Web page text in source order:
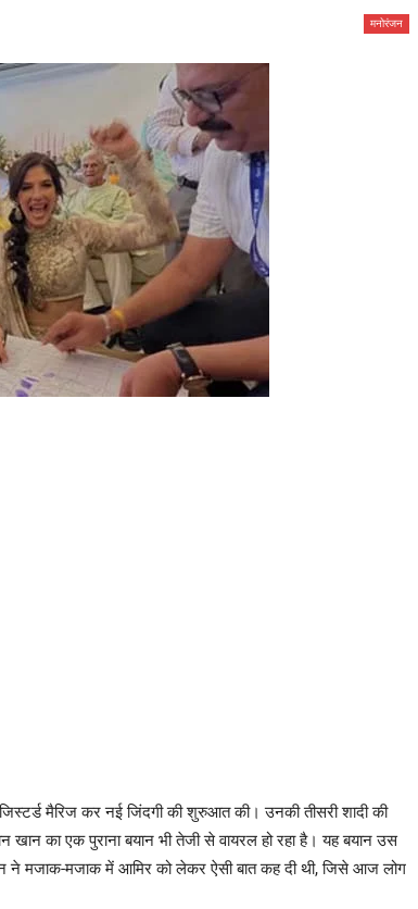
मनोरंजन
मैरिज कर नई जिंदगी की शुरुआत की। उनकी तीसरी शादी की
का एक पुराना बयान भी तेजी से वायरल हो रहा है। यह बयान उस
ने मजाक-मजाक में आमिर को लेकर ऐसी बात कह दी थी, जिसे आज लोग